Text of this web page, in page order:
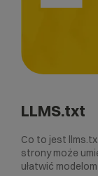
LLMS.txt
Co to jest
strony może
ułatwić